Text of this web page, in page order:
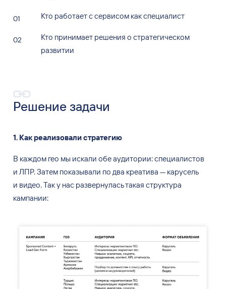
Кто работает ссервисом как специалист
Кто принимает решения о стратегическом
развитии
Решение задачи
1. Как реализовали стратегию
В каждом гео мы искали обе аудитории: специалистов
и ЛПР. Затем показывали по два креатива — карусель
и видео. Так у нас развернулась такая структура
кампании: